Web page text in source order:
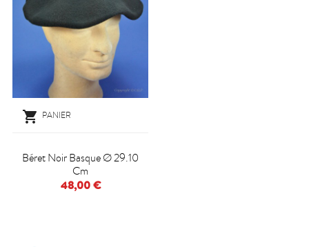
 PANIER
Béret Noir Basque Ø 29.10
Cm
48,00 €